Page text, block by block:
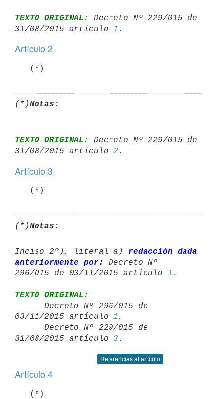
TEXTO ORIGINAL:
Decreto Nº 229/015 de
31/08/2015 artículo 1
Artículo 2
   (*)
(*)Notas:
TEXTO ORIGINAL:
Decreto Nº 229/015 de
31/08/2015 artículo 2
Artículo 3
   (*)
(*)Notas:
Inciso 2º), literal a) redacción dada
anteriormente por:
Decreto Nº
296/015 de 03/11/2015 artículo 1
TEXTO ORIGINAL:
03/11/2015 artículo 1 ,
31/08/2015 artículo 3
Referencias al artículo
Artículo 4
   (*)